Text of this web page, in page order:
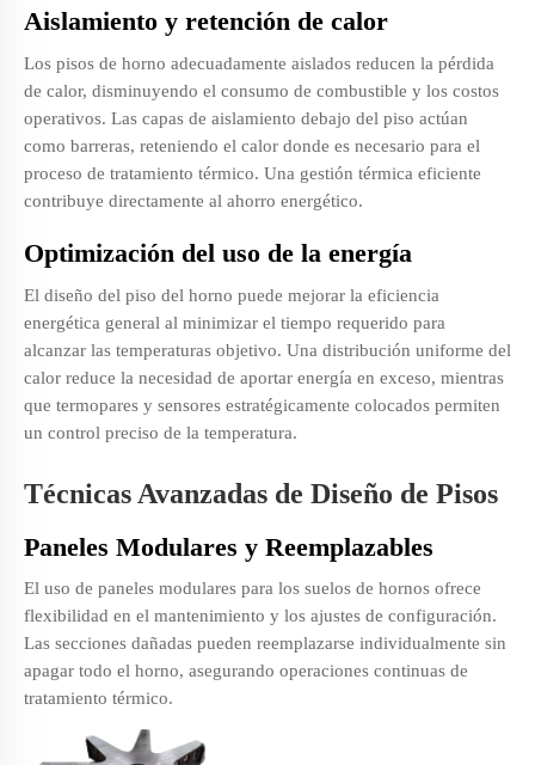
Aislamiento y retención de calor
Los pisos de horno adecuadamente aislados reducen la pérdida
de calor, disminuyendo el consumo de combustible y los costos
operativos. Las capas de aislamiento debajo del piso actúan
como barreras, reteniendo el calor donde es necesario para el
proceso de tratamiento térmico. Una gestión térmica eficiente
contribuye directamente al ahorro energético.
Optimización del uso de la energía
El diseño del piso del horno puede mejorar la eficiencia
energética general al minimizar el tiempo requerido para
alcanzar las temperaturas objetivo. Una distribución uniforme del
calor reduce la necesidad de aportar energía en exceso, mientras
que termopares y sensores estratégicamente colocados permiten
un control preciso de la temperatura.
Técnicas Avanzadas de Diseño de Pisos
Paneles Modulares y Reemplazables
El uso de paneles modulares para los suelos de hornos ofrece
flexibilidad en el mantenimiento y los ajustes de configuración.
Las secciones dañadas pueden reemplazarse individualmente sin
apagar todo el horno, asegurando operaciones continuas de
tratamiento térmico.